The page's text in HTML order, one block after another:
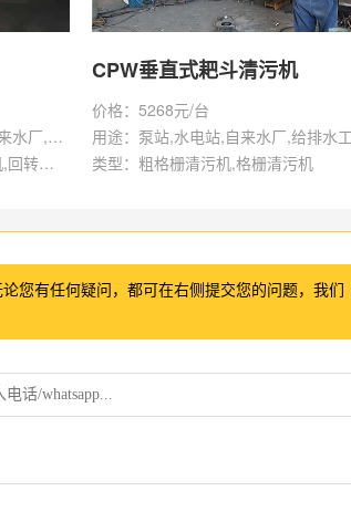
用途：泵站,污水处理,水电站,自来水厂,给排水工程
类型：粗格栅清污机,格栅清污机,回转式清污机
CPW垂直式耙斗清污机
价格：5268元/台
用途：泵站,水电站,自来水厂,给排水
类型：粗格栅清污机,格栅清污机
您有任何疑问，都可在右侧提交您的问题，我们